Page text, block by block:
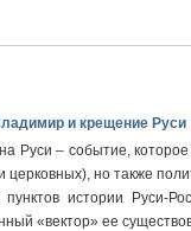
и крещение Руси
Руси – событие,
церковных), но также
истории Руси-
«вектор» ее